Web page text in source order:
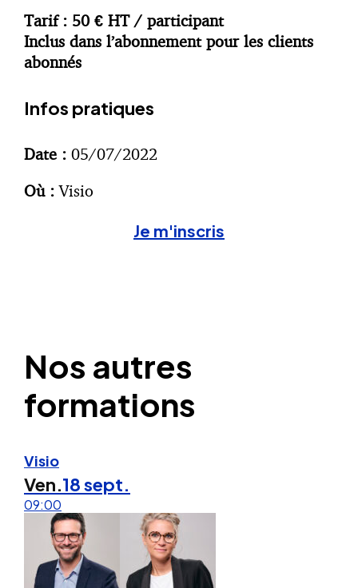
Tarif : 50 € HT / participant
Inclus dans l’abonnement pour les clients
abonnés
Infos pratiques
Date : 05/07/2022
Où : Visio
Je m'inscris
Nos autres
formations
Visio
Ven.18 sept.
09:00